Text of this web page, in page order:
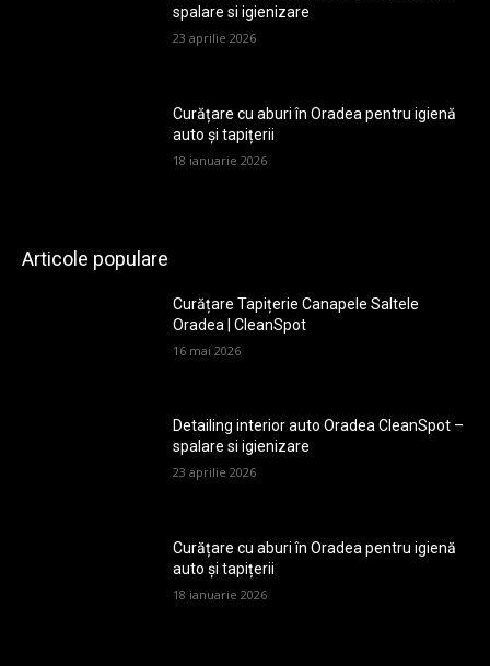
spalare si igienizare
23 aprilie 2026
Curățare cu aburi în Oradea pentru igienă
auto și tapițerii
18 ianuarie 2026
Articole populare
Curățare Tapițerie Canapele Saltele
Oradea | CleanSpot
16 mai 2026
Detailing interior auto Oradea CleanSpot –
spalare si igienizare
23 aprilie 2026
Curățare cu aburi în Oradea pentru igienă
auto și tapițerii
18 ianuarie 2026